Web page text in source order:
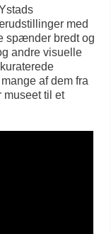
med
spænder bredt og
andre visuelle
af dem fra
museet til et